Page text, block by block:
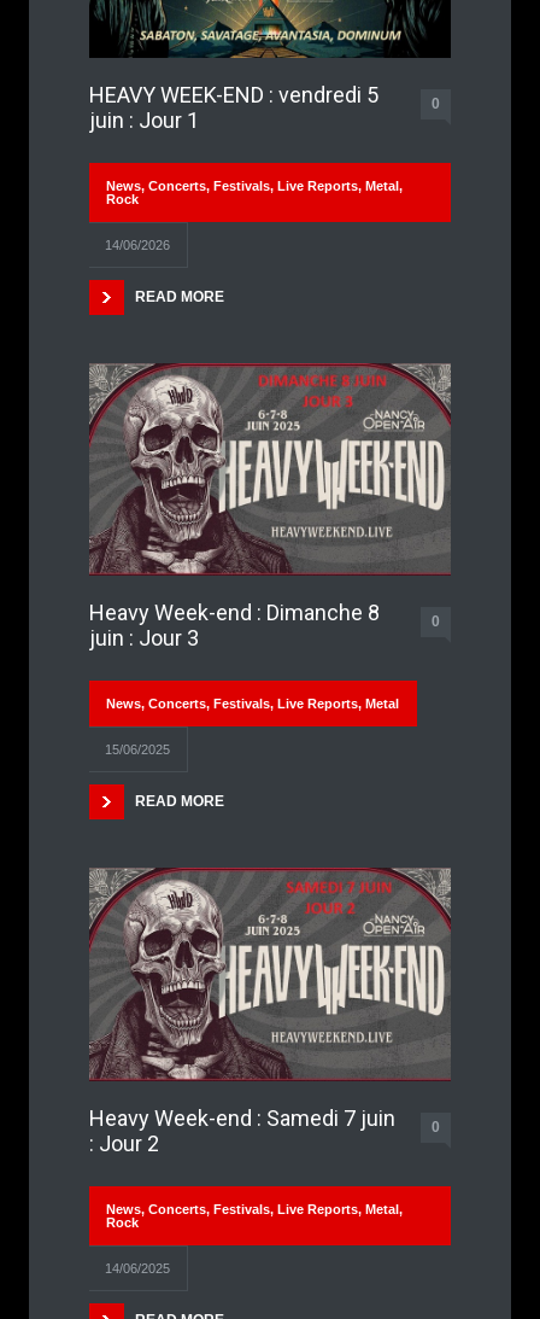
HEAVY WEEK-END : vendredi 5
juin : Jour 1
0
News, Concerts, Festivals, Live Reports, Metal,
Rock
14/06/2026
READ MORE
Heavy Week-end : Dimanche 8
juin : Jour 3
0
News, Concerts, Festivals, Live Reports, Metal
15/06/2025
READ MORE
Heavy Week-end : Samedi 7 juin
: Jour 2
0
News, Concerts, Festivals, Live Reports, Metal,
Rock
14/06/2025